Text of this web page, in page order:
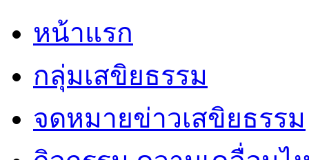
หน้าแรก
กลุ่มเสขิยธรรม
จดหมายข่าวเสขิยธรรม